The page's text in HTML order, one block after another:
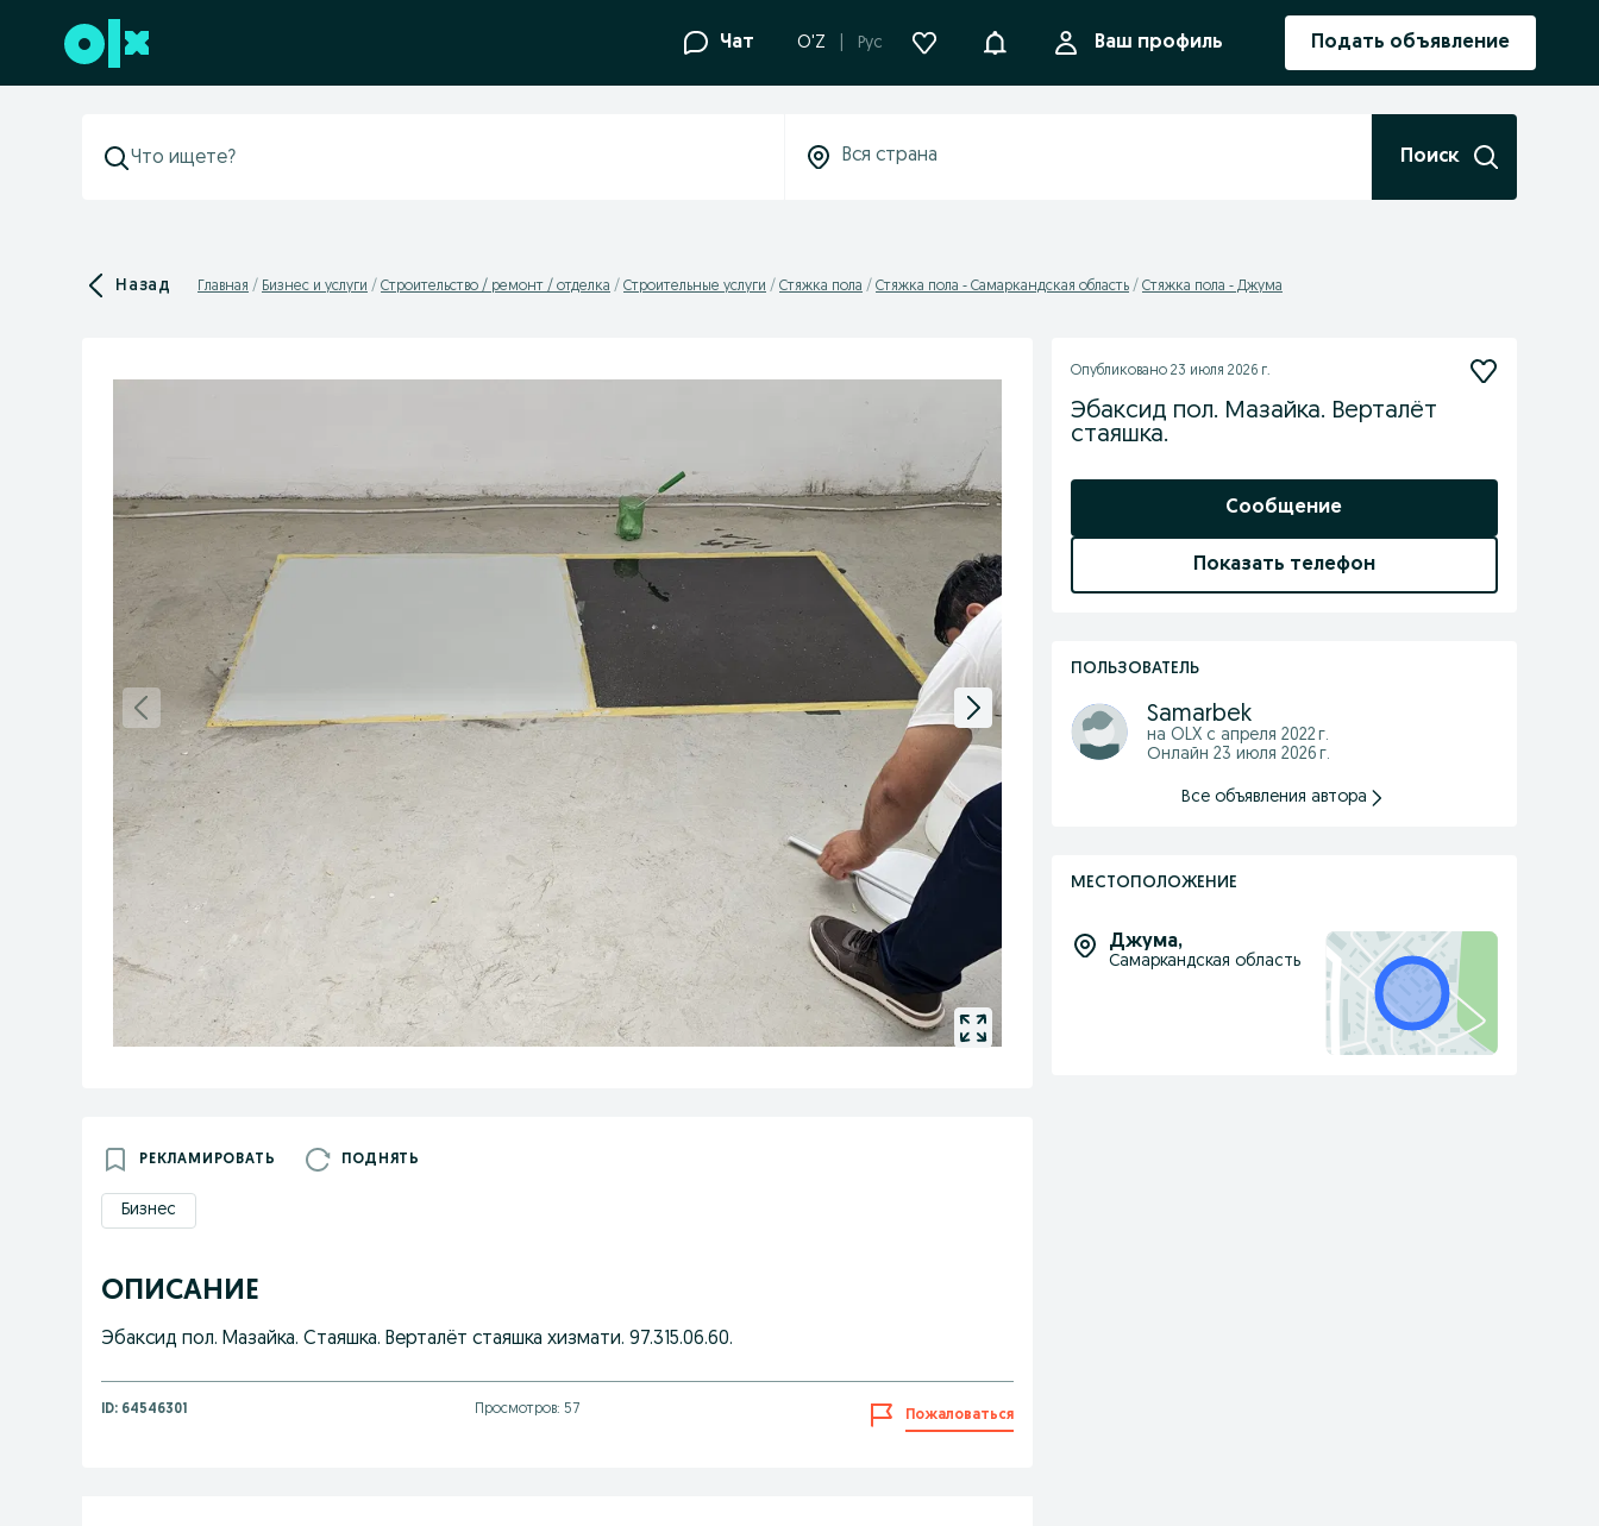
Перейти к нижнему колонтитулу Чат O'Z Рус УведомленияВаш профиль Подать объявление
Поиск
Назад Главная Бизнес и услуги Строительство / ремонт / отделка Cтроительные услуги Стяжка пола Стяжка пола - Самаркандская область Стяжка пола - Джума
РЕКЛАМИРОВАТЬ ПОДНЯТЬ
Бизнес
ОПИСАНИЕ
Эбаксид пол. Мазайка. Стаяшка. Верталёт стаяшка хизмати. 97.315.06.60.
ID: 64546301 Просмотров: 57 Пожаловаться
Опубликовано 23 июля 2026 г.
Эбаксид пол. Мазайка. Верталёт
стаяшка.
Сообщение
Показать телефон
ПОЛЬЗОВАТЕЛЬ
Samarbek
на OLX с апреля 2022 г.
Онлайн 23 июля 2026 г.
Все объявления автора
МЕСТОПОЛОЖЕНИЕ
Джума,
Самаркандская область